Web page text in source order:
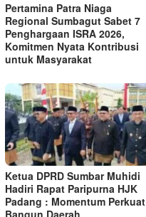
Pertamina Patra Niaga
Regional Sumbagut Sabet 7
Penghargaan ISRA 2026,
Komitmen Nyata Kontribusi
untuk Masyarakat
Ketua DPRD Sumbar Muhidi
Hadiri Rapat Paripurna HJK
Padang : Momentum Perkuat
Bangun Daerah